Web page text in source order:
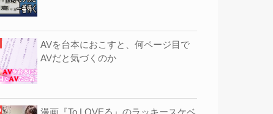
AVを台本におこすと、何ページ目で
AVだと気づくのか